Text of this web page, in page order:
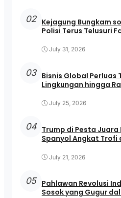
02 Kejagung Bungkam
Polisi Terus Telusuri
July 31, 2026
03 Bisnis Global Perluas
Lingkungan hingga
July 25, 2026
04 Trump di Pesta Juara
Spanyol Angkat Trofi
July 21, 2026
05 Pahlawan Revolusi
Sosok yang Gugur